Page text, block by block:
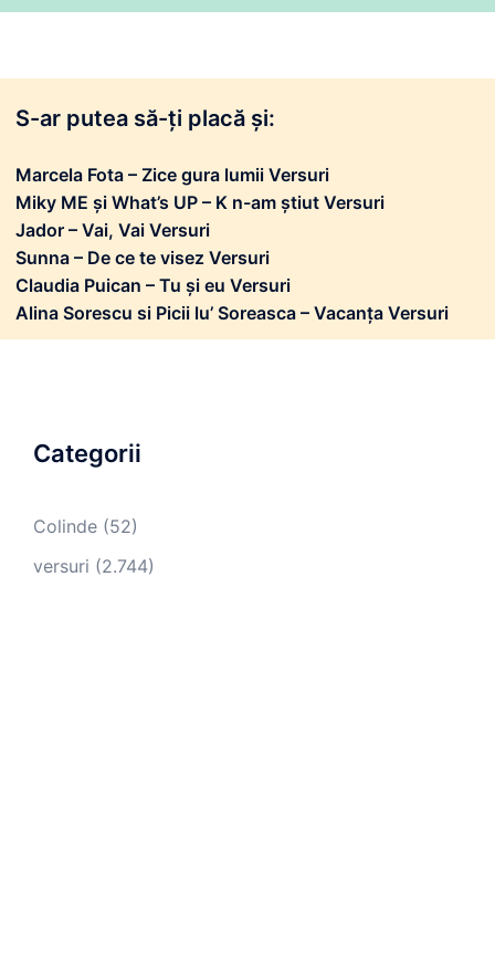
S-ar putea să-ți placă și:
Marcela Fota – Zice gura lumii Versuri
Miky ME și What’s UP – K n-am știut Versuri
Jador – Vai, Vai Versuri
Sunna – De ce te visez Versuri
Claudia Puican – Tu și eu Versuri
Alina Sorescu si Picii lu’ Soreasca – Vacanța Versuri
Categorii
Colinde (52)
versuri (2.744)